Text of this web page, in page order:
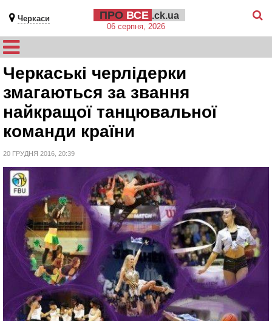
Черкаси ПРО ВСЕ .ck.ua
06 серпня, 2026
Черкаські черлідерки
змагаються за звання
найкращої танцювальної
команди країни
20 ГРУДНЯ 2016, 20:39